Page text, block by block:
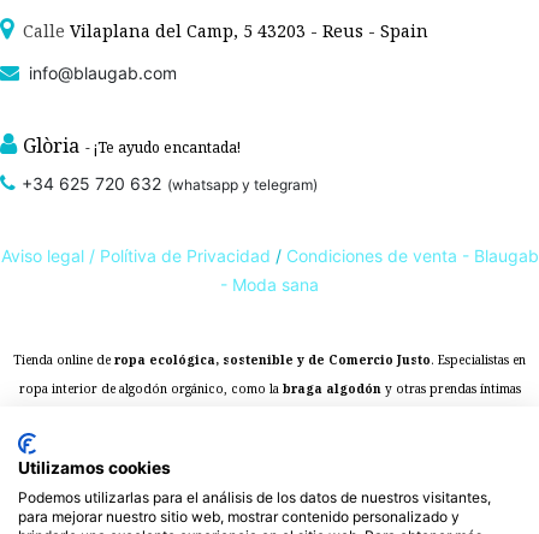
Calle Vilaplana del Camp, 5 43203 - Reus - Spain
info@blaugab.com
Glòria - ¡Te ayudo encantada!
+34 625 720 632 (whatsapp y telegram)
Aviso legal / Polítiva de Privacidad / Condiciones de venta - Blaugab
- Moda sana
Tienda online de ropa ecológica, sostenible y de Comercio Justo. Especialistas en
ropa interior de algodón orgánico, como la braga algodóny otras prendas íntimas
Expertos en ropa para piel sensible, ropa para piel delicada y enfermedades
ambientales. Ropa interior sostenible.
Utilizamos cookies
Podemos utilizarlas para el análisis de los datos de nuestros visitantes,
para mejorar nuestro sitio web, mostrar contenido personalizado y